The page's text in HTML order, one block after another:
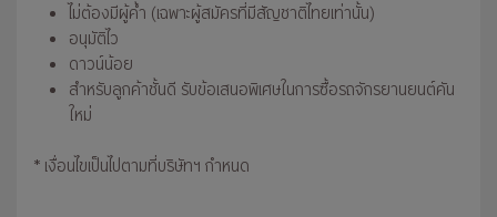
ไม่ต้องมีผู้ค้ำ (เฉพาะผู้สมัครที่มีสัญชาติไทยเท่านั้น)
อนุมัติไว
ดาวน์น้อย
สำหรับลูกค้าชั้นดี รับข้อเสนอพิเศษในการซื้อรถจักรยานยนต์คัน
ใหม่
* เงื่อนไขเป็นไปตามที่บริษัทฯ กำหนด